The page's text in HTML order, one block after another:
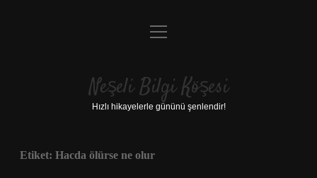
Anasayfa
Yasal Uyarı
menüyü
Neşeli Bilgi Köşesi
Hızlı hikayelerle gününü şenlendir!
Etiket: Hacda ölürse ne olur